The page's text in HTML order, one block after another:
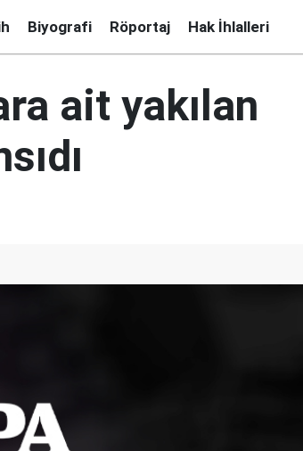
Biyografi Röportaj Hak İhlalleri
ait yakılan